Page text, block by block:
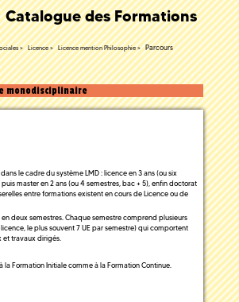
Catalogue des Formations
Licence Licence mention Philosophie
Parcours
monodisciplinaire
le cadre du système LMD : licence en 3 ans (ou six
master en 2 ans (ou 4 semestres, bac + 5), enfin doctorat
entre formations existent en cours de Licence ou de
deux semestres. Chaque semestre comprend plusieurs
le plus souvent 7 UE par semestre) qui comportent
et travaux dirigés.
la Formation Initiale comme à la Formation Continue.